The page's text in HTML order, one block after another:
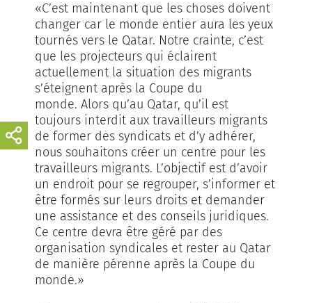
«C’est maintenant que les choses doivent
changer car le monde entier aura les yeux
tournés vers le Qatar. Notre crainte, c’est
que les projecteurs qui éclairent
actuellement la situation des migrants
s’éteignent après la Coupe du
monde. Alors qu’au Qatar, qu’il est
toujours interdit aux travailleurs migrants
de former des syndicats et d’y adhérer,
nous souhaitons créer un centre pour les
travailleurs migrants. L’objectif est d’avoir
un endroit pour se regrouper, s’informer et
être formés sur leurs droits et demander
une assistance et des conseils juridiques.
Ce centre devra être géré par des
organisation syndicales et rester au Qatar
de manière pérenne après la Coupe du
monde.»